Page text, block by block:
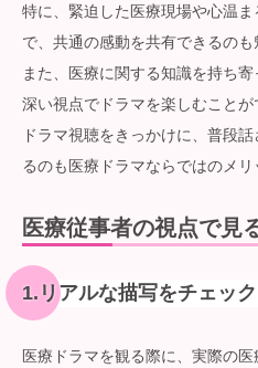
特に、緊迫した医療現場や心温
で、共通の感動を共有できるのも
また、医療に関する知識を持ち
深い視点でドラマを楽しむことが
ドラマ視聴をきっかけに、普段
るのも医療ドラマならではのメリ
医療従事者の視点で見
1.リアルな描写をチェック
医療ドラマを観る際に、実際の